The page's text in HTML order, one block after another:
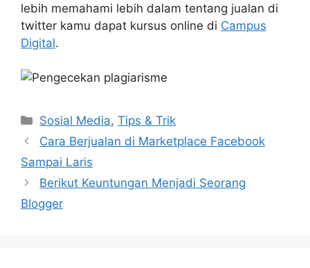
lebih memahami lebih dalam tentang jualan di
twitter kamu dapat kursus online di Campus
Digital.
Kategori
Sosial Media,Tips & Trik
Cara Berjualan di Marketplace Facebook
Sampai Laris
Berikut Keuntungan Menjadi Seorang
Blogger